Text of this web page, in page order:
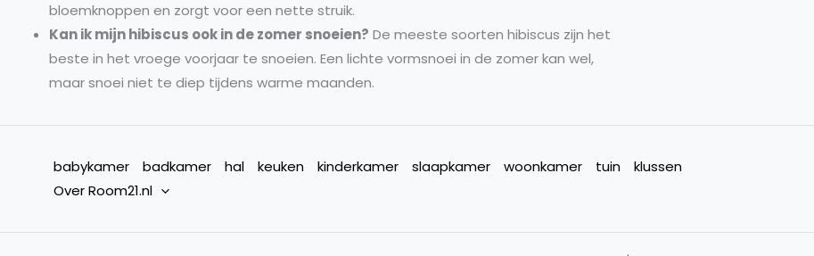
bloemknoppen en zorgt voor een nette struik.
Kan ik mijn hibiscus ook in de zomer snoeien? De meeste soorten hibiscus zijn het
beste in het vroege voorjaar te snoeien. Een lichte vormsnoei in de zomer kan wel,
maar snoei niet te diep tijdens warme maanden.
babykamer badkamer hal keuken kinderkamer slaapkamer woonkamer tuin
klussen
Over Room21.nl